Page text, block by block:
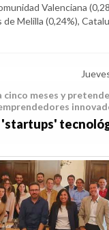
Valenciana
Melilla (0,24%),
cinco meses y
'startups'